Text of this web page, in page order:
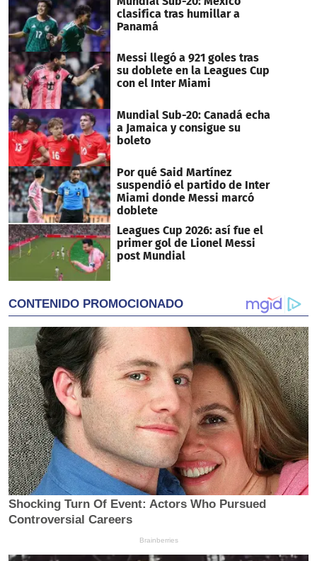
second
clasifica tras humillar a
Panamá
Messi llegó a 921 goles tras
su doblete en la Leagues Cup
con el Inter Miami
Mundial Sub-20: Canadá echa
a Jamaica y consigue su
boleto
Por qué Said Martínez
suspendió el partido de Inter
Miami donde Messi marcó
doblete
Leagues Cup 2026: así fue el
primer gol de Lionel Messi
post Mundial